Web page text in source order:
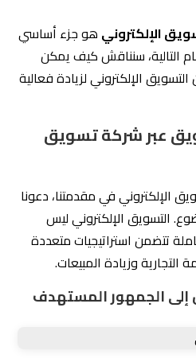
الإلكتروني هو جزء أساسي
التالية، سنناقش كيف يمكن
الإلكتروني لزيادة فعالية
عبر شركة تسويق
الإلكتروني في مقدمتنا، دعونا
التسويق الإلكتروني ليس
تتضمن استراتيجيات متعددة
وزيادة المبيعات.